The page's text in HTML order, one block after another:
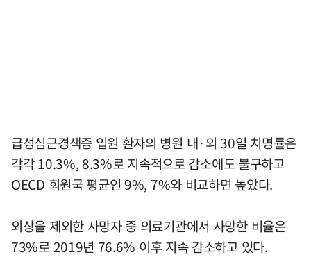
급성심근경색증 입원 환자의 병원 내·외 30일 치명률은
각각 10.3%, 8.3%로 지속적으로 감소에도 불구하고
OECD 회원국 평균인 9%, 7%와 비교하면 높았다.
외상을 제외한 사망자 중 의료기관에서 사망한 비율은
73%로 2019년 76.6% 이후 지속 감소하고 있다.